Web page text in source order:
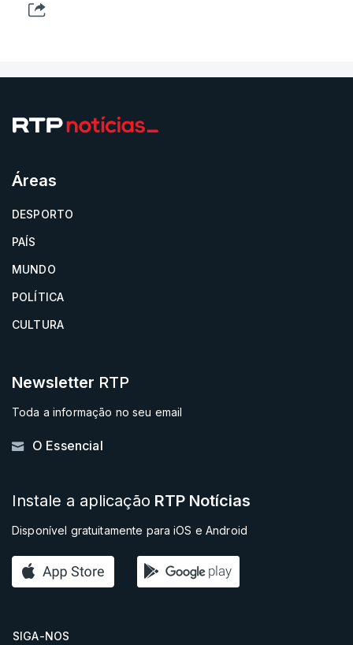
Áreas
DESPORTO
PAÍS
MUNDO
POLÍTICA
CULTURA
Newsletter RTP
Toda a informação no seu email
O Essencial
Instale a aplicação RTP Notícias
Disponível gratuitamente para iOS e Android
SIGA-NOS